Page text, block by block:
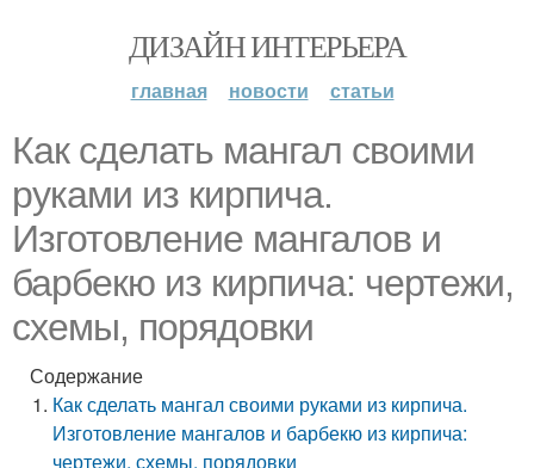
ДИЗАЙН ИНТЕРЬЕРА
главная новости статьи
Как сделать мангал своими
руками из кирпича.
Изготовление мангалов и
барбекю из кирпича: чертежи,
схемы, порядовки
Содержание
Как сделать мангал своими руками из кирпича.
Изготовление мангалов и барбекю из кирпича:
чертежи, схемы, порядовки